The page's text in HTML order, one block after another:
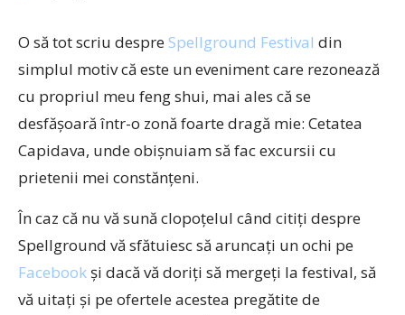
O să tot scriu despre Spellground Festival din
simplul motiv că este un eveniment care rezonează
cu propriul meu feng shui, mai ales că se
desfășoară într-o zonă foarte dragă mie: Cetatea
Capidava, unde obișnuiam să fac excursii cu
prietenii mei constănțeni.
În caz că nu vă sună clopoțelul când citiți despre
Spellground vă sfătuiesc să aruncați un ochi pe
Facebook și dacă vă doriți să mergeți la festival, să
vă uitați și pe ofertele acestea pregătite de